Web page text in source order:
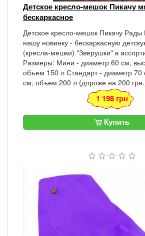
Детское кресло-мешок Пикачу
бескаркасное
Детское кресло-мешок Пикачу Рады
нашу новинку - бескаркасную
(кресла-мешки) "Зверушки" в
Размеры: Мини - диаметр 60 см,
объем 150 л Стандарт - диаметр 70
см, объем 200 л (дороже на 200
1 198 грн
Купить